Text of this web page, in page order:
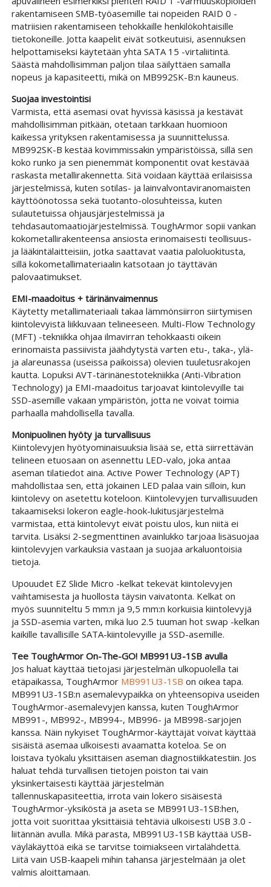
rakentamiseen SMB-työasemille tai nopeiden RAID 0 -
matriisien rakentamiseen tehokkaille henkilökohtaisille
tietokoneille. Jotta kaapelit eivät sotkeutuisi, asennuksen
helpottamiseksi käytetään yhtä SATA 15 -virtaliitintä.
Säästä mahdollisimman paljon tilaa säilyttäen samalla
nopeus ja kapasiteetti, mikä on MB992SK-B:n kauneus.
Suojaa investointisi
Varmista, että asemasi ovat hyvissä käsissä ja kestävät
mahdollisimman pitkään, otetaan tarkkaan huomioon
kaikessa yrityksen rakentamisessa ja suunnittelussa.
MB992SK-B kestää kovimmissakin ympäristöissä, sillä sen
koko runko ja sen pienemmät komponentit ovat kestävää
raskasta metallirakennetta. Sitä voidaan käyttää erilaisissa
järjestelmissä, kuten sotilas- ja lainvalvontaviranomaisten
käyttöönotossa sekä tuotanto-olosuhteissa, kuten
sulautetuissa ohjausjärjestelmissä ja
tehdasautomaatiojärjestelmissä. ToughArmor sopii vankan
kokometallirakenteensa ansiosta erinomaisesti teollisuus-
ja lääkintälaitteisiin, jotka saattavat vaatia paloluokitusta,
sillä kokometallimateriaalin katsotaan jo täyttävän
palovaatimukset.
EMI-maadoitus + tärinänvaimennus
Käytetty metallimateriaali takaa lämmönsiirron siirtymisen
kiintolevyistä liikkuvaan telineeseen. Multi-Flow Technology
(MFT) -tekniikka ohjaa ilmavirran tehokkaasti oikein
erinomaista passiivista jäähdytystä varten etu-, taka-, ylä-
ja alareunassa (useissa paikoissa) olevien tuuletusrakojen
kautta. Lopuksi AVT-tärinänestotekniikka (Anti-Vibration
Technology) ja EMI-maadoitus tarjoavat kiintolevyille tai
SSD-asemille vakaan ympäristön, jotta ne voivat toimia
parhaalla mahdollisella tavalla.
Monipuolinen hyöty ja turvallisuus
Kiintolevyjen hyötyominaisuuksia lisää se, että siirrettävän
telineen etuosaan on asennettu LED-valo, joka antaa
aseman tilatiedot aina. Active Power Technology (APT)
mahdollistaa sen, että jokainen LED palaa vain silloin, kun
kiintolevy on asetettu koteloon. Kiintolevyjen turvallisuuden
takaamiseksi lokeron eagle-hook-lukitusjärjestelmä
varmistaa, että kiintolevyt eivät poistu ulos, kun niitä ei
tarvita. Lisäksi 2-segmenttinen avainlukko tarjoaa lisäsuojaa
kiintolevyjen varkauksia vastaan ja suojaa arkaluontoisia
tietoja.
Upouudet EZ Slide Micro -kelkat tekevät kiintolevyjen
vaihtamisesta ja huollosta täysin vaivatonta. Kelkat on
myös suunniteltu 5 mm:n ja 9,5 mm:n korkuisia kiintolevyjä
ja SSD-asemia varten, mikä luo 2.5 tuuman hot swap -kelkan
kaikille tavallisille SATA-kiintolevyille ja SSD-asemille.
Tee ToughArmor On-The-GO! MB991U3-1SB avulla
Jos haluat käyttää tietojasi järjestelmän ulkopuolella tai
etäpaikassa, ToughArmor MB991U3-1SB on oikea tapa.
MB991U3-1SB:n asemalevypaikka on yhteensopiva useiden
ToughArmor-asemalevyjen kanssa, kuten ToughArmor
MB991-, MB992-, MB994-, MB996- ja MB998-sarjojen
kanssa. Näin nykyiset ToughArmor-käyttäjät voivat käyttää
sisäistä asemaa ulkoisesti avaamatta koteloa. Se on
loistava työkalu yksittäisen aseman diagnostiikkatestiin. Jos
haluat tehdä turvallisen tietojen poiston tai vain
yksinkertaisesti käyttää järjestelmän
tallennuskapasiteettia, irrota vain lokero sisäisestä
ToughArmor-yksiköstä ja aseta se MB991U3-1SB:hen,
jotta voit suorittaa yksittäisiä tehtäviä ulkoisesti USB 3.0 -
liitännän avulla. Mikä parasta, MB991U3-1SB käyttää USB-
väyläkäyttöä eikä se tarvitse toimiakseen virtalähdettä.
Liitä vain USB-kaapeli mihin tahansa järjestelmään ja olet
valmis aloittamaan.